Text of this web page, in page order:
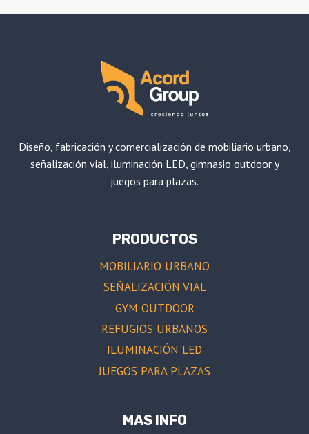
Diseño, fabricación y comercialización de mobiliario urbano,
señalización vial, iluminación LED, gimnasio outdoor y
juegos para plazas.
PRODUCTOS
MOBILIARIO URBANO
SEÑALIZACIÓN VIAL
GYM OUTDOOR
REFUGIOS URBANOS
ILUMINACIÓN LED
JUEGOS PARA PLAZAS
MAS INFO